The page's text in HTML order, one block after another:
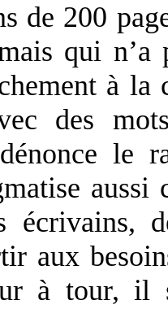
de 200
qui
à
des
le
aussi
écrivains,
aux
à tour, il